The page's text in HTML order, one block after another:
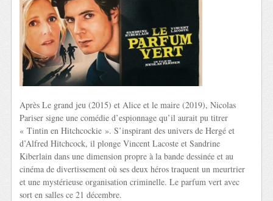
Après Le grand jeu (2015) et Alice et le maire (2019), Nicolas
Pariser signe une comédie d’espionnage qu’il aurait pu titrer
« Tintin en Hitchcockie ». S’inspirant des univers de Hergé et
d’Alfred Hitchcock, il plonge Vincent Lacoste et Sandrine
Kiberlain dans une dimension propre à la bande dessinée et au
cinéma de divertissement où ses deux héros traquent un meurtrier
et une mystérieuse organisation criminelle. Le parfum vert avec
sort en salles ce 21 décembre.